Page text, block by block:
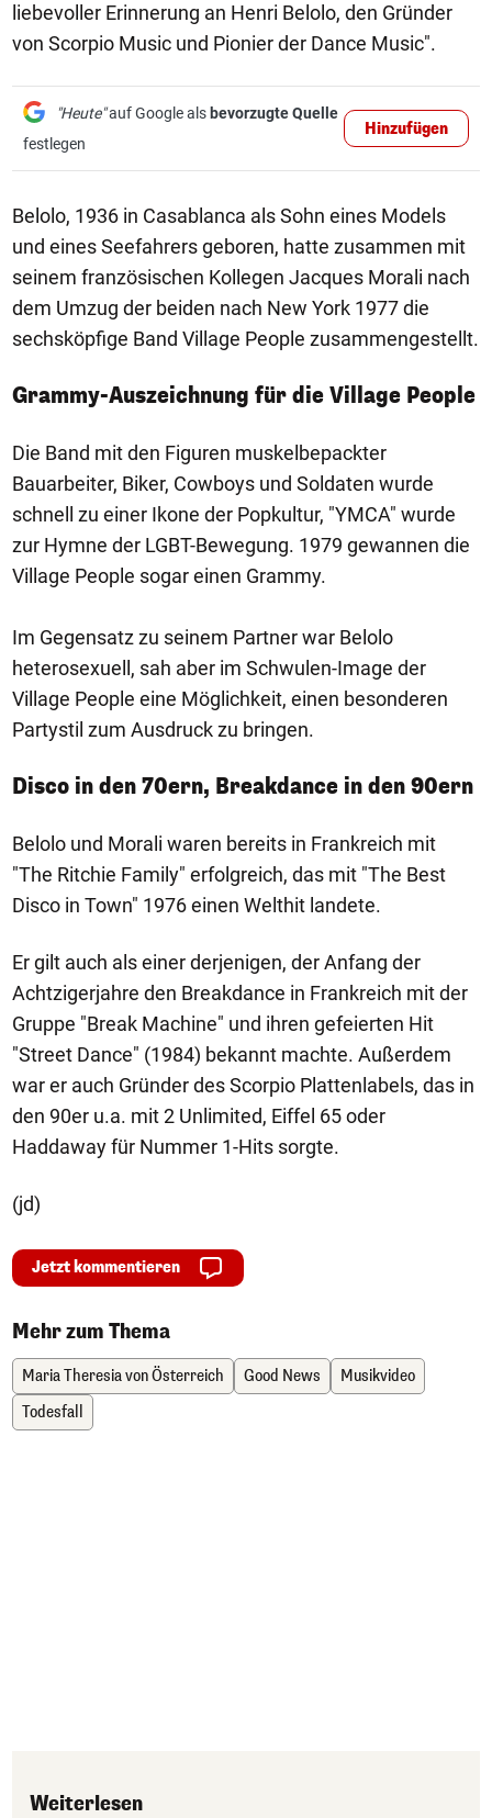
liebevoller Erinnerung an Henri Belolo, den Gründer
von Scorpio Music und Pionier der Dance Music".
"Heute"auf Google als bevorzugte Quelle
festlegen
Hinzufügen
Belolo, 1936 in Casablanca als Sohn eines Models
und eines Seefahrers geboren, hatte zusammen mit
seinem französischen Kollegen Jacques Morali nach
dem Umzug der beiden nach New York 1977 die
sechsköpfige Band Village People zusammengestellt.
Grammy-Auszeichnung für die Village People
Die Band mit den Figuren muskelbepackter
Bauarbeiter, Biker, Cowboys und Soldaten wurde
schnell zu einer Ikone der Popkultur, "YMCA" wurde
zur Hymne der LGBT-Bewegung. 1979 gewannen die
Village People sogar einen Grammy.
Im Gegensatz zu seinem Partner war Belolo
heterosexuell, sah aber im Schwulen-Image der
Village People eine Möglichkeit, einen besonderen
Partystil zum Ausdruck zu bringen.
Disco in den 70ern, Breakdance in den 90ern
Belolo und Morali waren bereits in Frankreich mit
"The Ritchie Family" erfolgreich, das mit "The Best
Disco in Town" 1976 einen Welthit landete.
Er gilt auch als einer derjenigen, der Anfang der
Achtzigerjahre den Breakdance in Frankreich mit der
Gruppe "Break Machine" und ihren gefeierten Hit
"Street Dance" (1984) bekannt machte. Außerdem
war er auch Gründer des Scorpio Plattenlabels, das in
den 90er u.a. mit 2 Unlimited, Eiffel 65 oder
Haddaway für Nummer 1-Hits sorgte.
(jd)
Jetzt kommentieren
Mehr zum Thema
Maria Theresia von Österreich Good News
Musikvideo
Todesfall
Weiterlesen